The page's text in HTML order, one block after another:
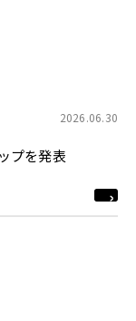
2026.06.30
プを発表